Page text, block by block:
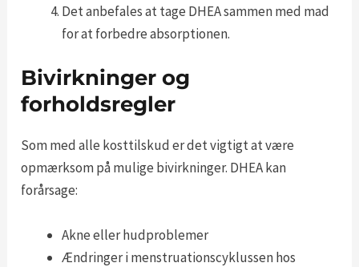
Det anbefales at tage DHEA sammen med mad
for at forbedre absorptionen.
Bivirkninger og
forholdsregler
Som med alle kosttilskud er det vigtigt at være
opmærksom på mulige bivirkninger. DHEA kan
forårsage:
Akne eller hudproblemer
Ændringer i menstruationscyklussen hos